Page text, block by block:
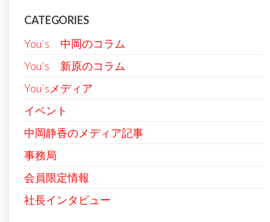
CATEGORIES
You`s 中岡のコラム
You`s 新原のコラム
You`sメディア
イベント
中岡静香のメディア記事
事務局
会員限定情報
社長インタビュー